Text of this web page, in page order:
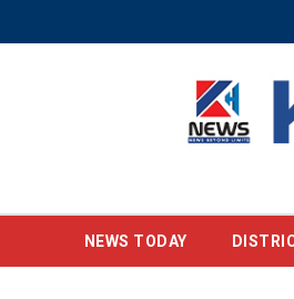
NEWS TODAY